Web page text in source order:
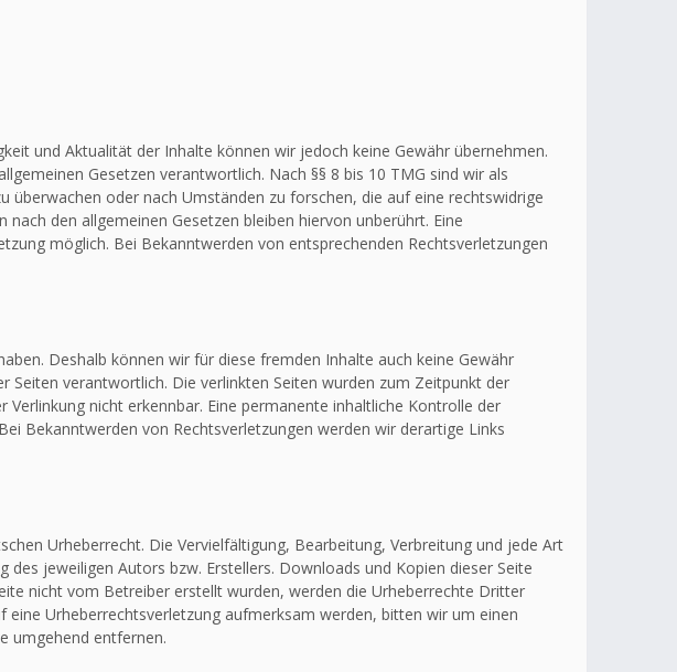
und Aktualität der Inhalte können wir jedoch keine Gewähr übernehmen.
Gesetzen verantwortlich. Nach §§ 8 bis 10 TMG sind wir als
oder nach Umständen zu forschen, die auf eine rechtswidrige
den allgemeinen Gesetzen bleiben hiervon unberührt. Eine
möglich. Bei Bekanntwerden von entsprechenden Rechtsverletzungen
Deshalb können wir für diese fremden Inhalte auch keine Gewähr
verantwortlich. Die verlinkten Seiten wurden zum Zeitpunkt der
nicht erkennbar. Eine permanente inhaltliche Kontrolle der
Bekanntwerden von Rechtsverletzungen werden wir derartige Links
Urheberrecht. Die Vervielfältigung, Bearbeitung, Verbreitung und jede Art
jeweiligen Autors bzw. Erstellers. Downloads und Kopien dieser Seite
nicht vom Betreiber erstellt wurden, werden die Urheberrechte Dritter
Urheberrechtsverletzung aufmerksam werden, bitten wir um einen
umgehend entfernen.